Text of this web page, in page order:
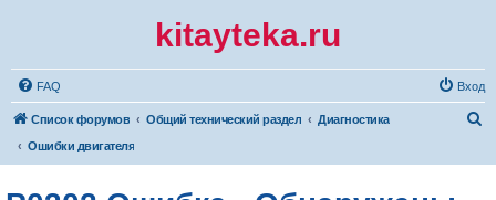
kitayteka.ru
FAQ Вход
Список форумов Общий технический раздел
Диагностика
Ошибки двигателя